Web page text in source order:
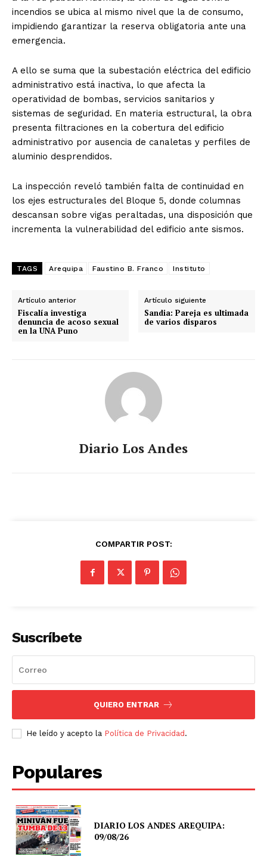
incendios se ubica al mismo nivel que la de consumo,
impidiendo garantizar la reserva obligatoria ante una
emergencia.
A ello se suma que la subestación eléctrica del edificio
administrativo está inactiva, lo que afecta la
operatividad de bombas, servicios sanitarios y
sistemas de seguridad. En materia estructural, la obra
presenta filtraciones en la cobertura del edificio
administrativo por ausencia de canaletas y perfiles de
aluminio desprendidos.
La inspección reveló también falta de continuidad en
los ejes estructurales del Bloque 5, donde columnas
descansan sobre vigas peraltadas, una disposición que
incrementa la vulnerabilidad del edificio ante sismos.
TAGS Arequipa Faustino B. Franco Instituto
Artículo anterior
Fiscalía investiga
denuncia de acoso sexual
en la UNA Puno
Artículo siguiente
Sandia: Pareja es ultimada
de varios disparos
Diario Los Andes
COMPARTIR POST:
Suscríbete
QUIERO ENTRAR
He leído y acepto la Política de Privacidad .
Populares
DIARIO LOS ANDES AREQUIPA:
09/08/26